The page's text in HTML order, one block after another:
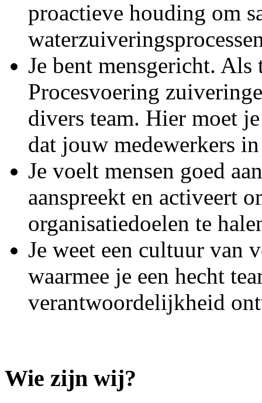
proactieve houding om
Je bent mensgericht.
Procesvoering
divers team. Hier moet
dat jouw medewerkers
Je voelt mensen goed
aanspreekt en activeert
organisatiedoelen te
Je weet een cultuur van
waarmee je een hecht
verantwoordelijkheid
Wie zijn wij?